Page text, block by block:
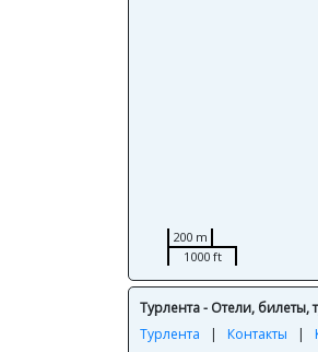
200 m
1000 ft
Турлента - Отели, билеты,
Турлента | Контакты |